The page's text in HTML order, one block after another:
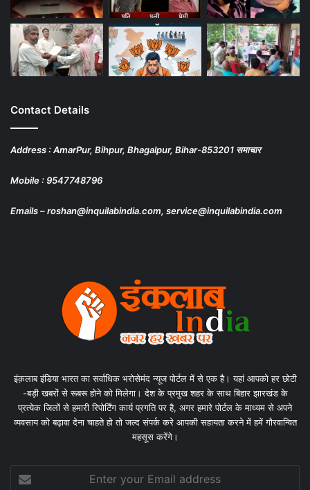
Contact Details
Address : AmarPur, Bihpur, Bhagalpur, Bihar-853201 समाचार
Mobile : 9547748796
Emails – roshan@inquilabindia.com, service@inquilabindia.com
इंक़लाब इंडिया भारत का सर्वाधिक भरोसेमंद न्यूज पोर्टल में से एक है। यहां आपको हर छोटी
-बड़ी खबरों से रूबरू होने को मिलेगा। देश के प्रमुख शहर के साथ बिहार झारखंड के
प्रत्येक जिलों से हमारी रिपोर्टिंग कार्य प्रगति पर है, अगर हमारे पोर्टल के माध्यम से अपने
व्यवसाय को बढ़ावा देना चाहते हो तो जल्द संपर्क करे आपकी सहायता करने में हमें गौरवान्वित
महसूस करेंगे।
your